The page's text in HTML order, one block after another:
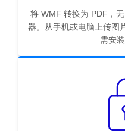
将 WMF 转换为 PDF，
器。从手机或电脑上传
需安